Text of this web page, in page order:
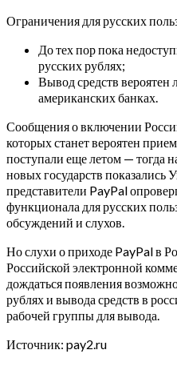
Ограничения для русских
До тех пор пока
русских рублях;
Вывод средств вероятен
американских банках.
Сообщения о включении
которых станет вероятен
поступали еще летом — тогда
новых государств показались
представители PayPal
функционала для русских
обсуждений и слухов.
Но слухи о приходе PayPal в
Российской электронной
дождаться появления
рублях и вывода средств в
рабочей группы для вывода.
Источник: pay2.ru